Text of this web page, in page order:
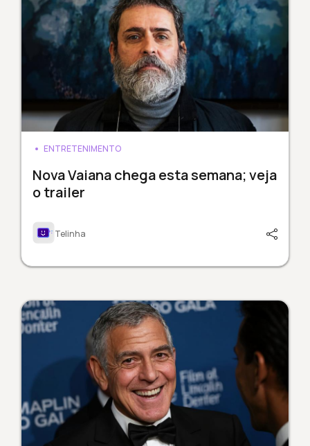
ENTRETENIMENTO
Nova Vaiana chega esta semana; veja
o trailer
Telinha